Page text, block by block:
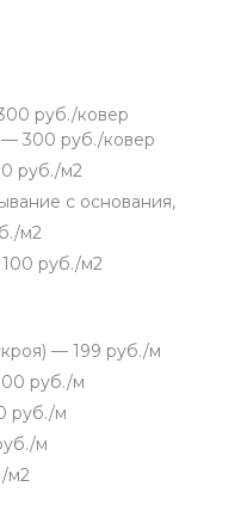
руб./ковер
— 300 руб./ковер
руб./м2
с основания,
м2
руб./м2
— 199 руб./м
руб./м
руб./м
м
м2